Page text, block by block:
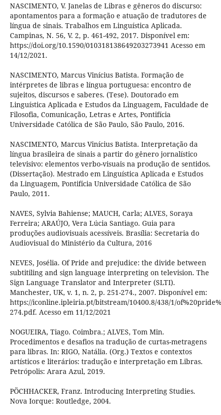
NASCIMENTO, V. Janelas de Libras e gêneros do discurso:
apontamentos para a formação e atuação de tradutores de
língua de sinais. Trabalhos em Linguística Aplicada.
Campinas, N. 56, V. 2, p. 461-492, 2017. Disponível em:
https://doi.org/10.1590/010318138649203273941 Acesso em
14/12/2021.
NASCIMENTO, Marcus Vinícius Batista. Formação de
intérpretes de libras e língua portuguesa: encontro de
sujeitos, discursos e saberes. (Tese). Doutorado em
Linguística Aplicada e Estudos da Linguagem, Faculdade de
Filosofia, Comunicação, Letras e Artes, Pontifícia
Universidade Católica de São Paulo, São Paulo, 2016.
NASCIMENTO, Marcus Vinícius Batista. Interpretação da
língua brasileira de sinais a partir do gênero jornalístico
televisivo: elementos verbo-visuais na produção de sentidos.
(Dissertação). Mestrado em Linguística Aplicada e Estudos
da Linguagem, Pontifícia Universidade Católica de São
Paulo, 2011.
NAVES, Sylvia Bahiense; MAUCH, Carla; ALVES, Soraya
Ferreira; ARAÚJO, Vera Lúcia Santiago. Guia para
produções audiovisuais acessíveis. Brasília: Secretaria do
Audiovisual do Ministério da Cultura, 2016
NEVES, Josélia. Of Pride and prejudice: the divide between
subtitiling and sign language interpreting on television. The
Sign Language Translator and Interpreter (SLTI).
Manchester, UK, v. 1, n. 2, p. 251-274., 2007. Disponível em:
https://iconline.ipleiria.pt/bitstream/10400.8/438/1/
274.pdf. Acesso em 11/12/2021
NOGUEIRA, Tiago. Coimbra.; ALVES, Tom Min.
Procedimentos e desafios na tradução de curtas-metragens
para libras. In: RIGO, Natália. (Org.) Textos e contextos
artísticos e literários: tradução e interpretação em Libras.
Petrópolis: Arara Azul, 2019.
PÖCHHACKER, Franz. Introducing Interpreting Studies.
Nova Iorque: Routledge, 2004.